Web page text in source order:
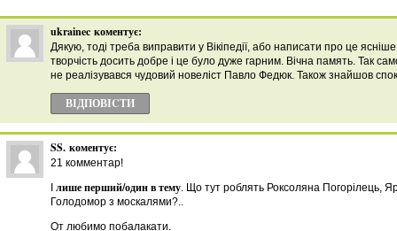
ukrainec коментує:
Дякую, тоді треба виправити у Вікіпедії, або написати про це
творчість досить добре і це було дуже гарним. Вічна память. Так
не реалізувався чудовий новеліст Павло Федюк. Також знайшов
ВІДПОВІCТИ
SS. коментує:
21 комментар!
лише перший/один в тему. Що тут роблять Роксоляна Погорілець,
Голодомор з москалями?..
От любимо побалакати.